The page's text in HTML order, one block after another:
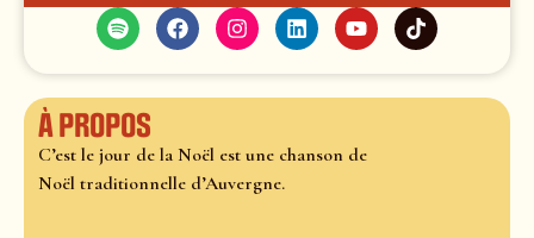
À propos
C’est le jour de la Noël est une chanson de
Noël traditionnelle d’Auvergne.